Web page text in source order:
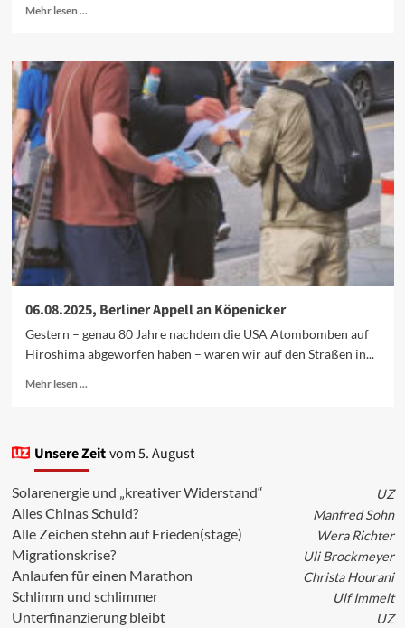
Mehr lesen ...
Tesla
will
nach
Köpenick
06.08.2025, Berliner Appell an Köpenicker
Gestern – genau 80 Jahre nachdem die USA Atombomben auf
Hiroshima abgeworfen haben – waren wir auf den Straßen in...
Mehr lesen ...
Berliner
Appell
Köpenicker
Unsere Zeit vom 5. August
Solarenergie und „kreativer Widerstand“ UZ
Alles Chinas Schuld? Manfred Sohn
Alle Zeichen stehn auf Frieden(stage) Wera Richter
Migrationskrise? Uli Brockmeyer
Anlaufen für einen Marathon Christa Hourani
Schlimm und schlimmer Ulf Immelt
Unterfinanzierung bleibt UZ